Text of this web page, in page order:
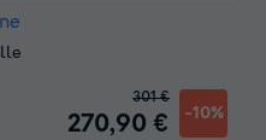
270,90 € -10%
301 €